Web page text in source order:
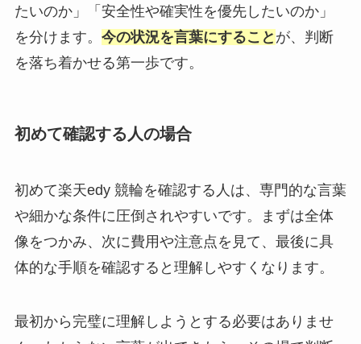
たいのか」「安全性や確実性を優先したいのか」
を分けます。 今の状況を言葉にすること が、判断
を落ち着かせる第一歩です。
初めて確認する人の場合
初めて楽天edy 競輪を確認する人は、専門的な言葉
や細かな条件に圧倒されやすいです。まずは全体
像をつかみ、次に費用や注意点を見て、最後に具
体的な手順を確認すると理解しやすくなります。
最初から完璧に理解しようとする必要はありませ